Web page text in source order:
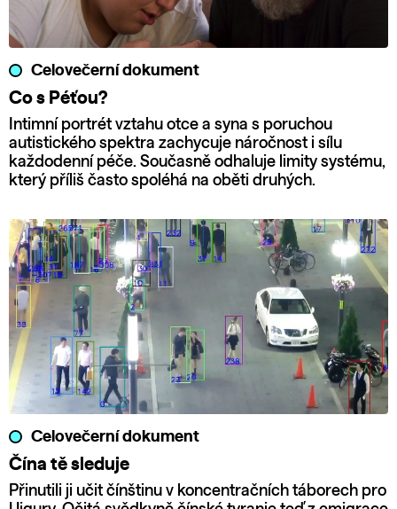
Celovečerní dokument
Co s Péťou?
Intimní portrét vztahu otce a syna s poruchou
autistického spektra zachycuje náročnost i sílu
každodenní péče. Současně odhaluje limity systému,
který příliš často spoléhá na oběti druhých.
Celovečerní dokument
Čína tě sleduje
Přinutili ji učit čínštinu v koncentračních táborech pro